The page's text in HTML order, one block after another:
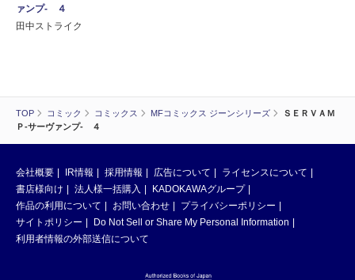
TOP コミック コミックス MFコミックス ジーンシリーズ
ＳＥＲＶＡＭ
Ｐ‐サーヴァンプ‐ ４
ァンプ‐ ４
田中ストライク
会社概要 IR情報 採用情報 広告について
ライセンスについて
書店様向け
法人様一括購入
KADOKAWAグループ
作品の利用について
お問い合わせ
プライバシーポリシー
サイトポリシー
Do Not Sell or Share My Personal Information
利用者情報の外部送信について